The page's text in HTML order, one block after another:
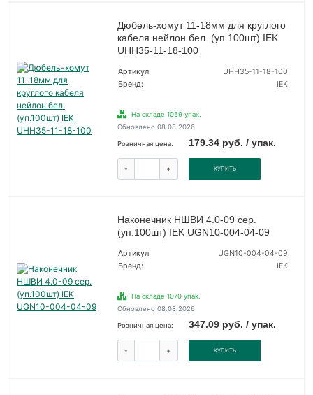
Дюбель-хомут 11-18мм для круглого
кабеля нейлон бел. (уп.100шт) IEK
UHH35-11-18-100
Артикул:
UHH35-11-18-100
Бренд:
IEK
На складе 1059 упак.
Обновлено 08.08.2026
Розничная цена: 179.34 руб. / упак.
- + КУПИТЬ
Наконечник НШВИ 4.0-09 сер.
(уп.100шт) IEK UGN10-004-04-09
Артикул:
UGN10-004-04-09
Бренд:
IEK
На складе 1070 упак.
Обновлено 08.08.2026
Розничная цена: 347.09 руб. / упак.
- + КУПИТЬ